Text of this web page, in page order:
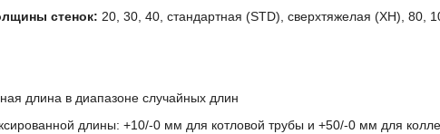
стенок: 20, 30, 40, стандартная (STD), сверхтяжелая (XH), 80,
длина в диапазоне случайных длин
длины: +10/-0 мм для котловой трубы и +50/-0 мм для